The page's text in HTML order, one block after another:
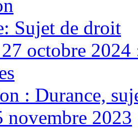
Sujet de droit
octobre 2024
: Durance,
novembre 2023